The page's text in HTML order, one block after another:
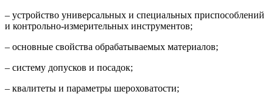
– устройство универсальных и специальных приспособлений
и контрольно-измерительных инструментов;
– основные свойства обрабатываемых материалов;
– систему допусков и посадок;
– квалитеты и параметры шероховатости;